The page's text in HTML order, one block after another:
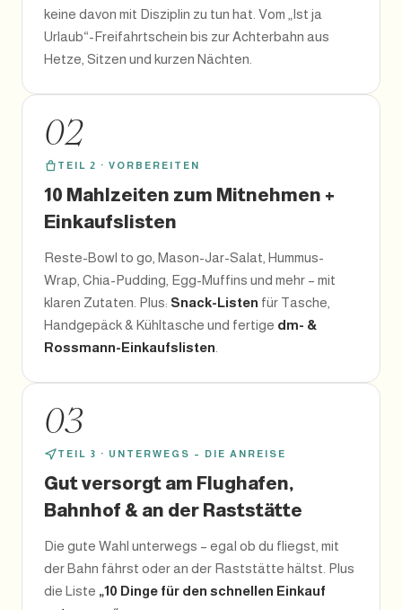
keine davon mit Disziplin zu tun hat. Vom „Ist ja
Urlaub“-Freifahrtschein bis zur Achterbahn aus
Hetze, Sitzen und kurzen Nächten.
02
TEIL 2 · VORBEREITEN
10 Mahlzeiten zum Mitnehmen +
Einkaufslisten
Reste-Bowl to go, Mason-Jar-Salat, Hummus-
Wrap, Chia-Pudding, Egg-Muffins und mehr – mit
klaren Zutaten. Plus: Snack-Listen für Tasche,
Handgepäck & Kühltasche und fertige dm- &
Rossmann-Einkaufslisten
03
TEIL 3 · UNTERWEGS – DIE ANREISE
Gut versorgt am Flughafen,
Bahnhof & an der Raststätte
Die gute Wahl unterwegs – egal ob du fliegst, mit
der Bahn fährst oder an der Raststätte hältst. Plus
die Liste „10 Dinge für den schnellen Einkauf